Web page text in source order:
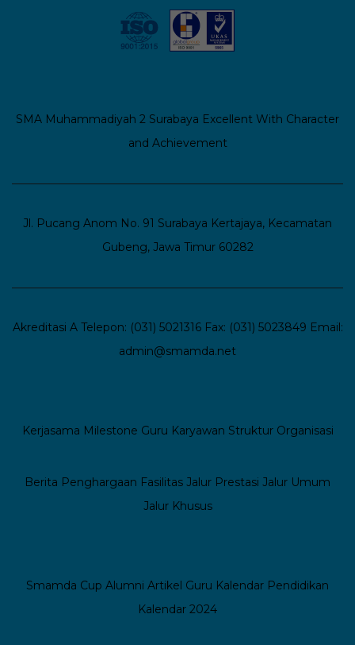
SMA Muhammadiyah 2 Surabaya Excellent With Character
and Achievement
Jl. Pucang Anom No. 91 Surabaya Kertajaya, Kecamatan
Gubeng, Jawa Timur 60282
Akreditasi A Telepon: (031) 5021316 Fax: (031) 5023849 Email:
admin@smamda.net
Kerjasama Milestone Guru Karyawan Struktur Organisasi
Berita Penghargaan Fasilitas Jalur Prestasi Jalur Umum
Jalur Khusus
Smamda Cup Alumni Artikel Guru Kalendar Pendidikan
Kalendar 2024